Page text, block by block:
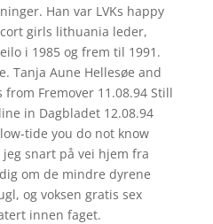
Han var LVKs happy
girls lithuania leder,
i 1985 og frem til 1991.
Tanja Aune Hellesøe and
from Fremover 11.08.94 Still
in Dagbladet 12.08.94
tide you do not know
snart på vei hjem fra
om de mindre dyrene
og voksen gratis sex
innen faget.